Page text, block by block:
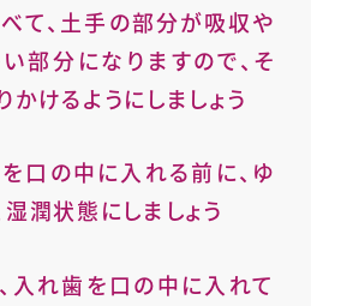
て、土手の部分が吸収や
部分になりますので、そ
かけるようにしましょう
口の中に入れる前に、ゆ
湿潤状態にしましょう
入れ歯を口の中に入れて